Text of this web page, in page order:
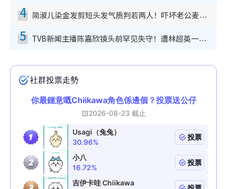
4 简淑儿染金发剪短头发气质判若两人！吓坏老公麦大力都认不出：“你做什么？”
5 TVB新闻主播陈嘉欣镜头前罕见失守！遭林超英一句话突袭吓坏当场大笑